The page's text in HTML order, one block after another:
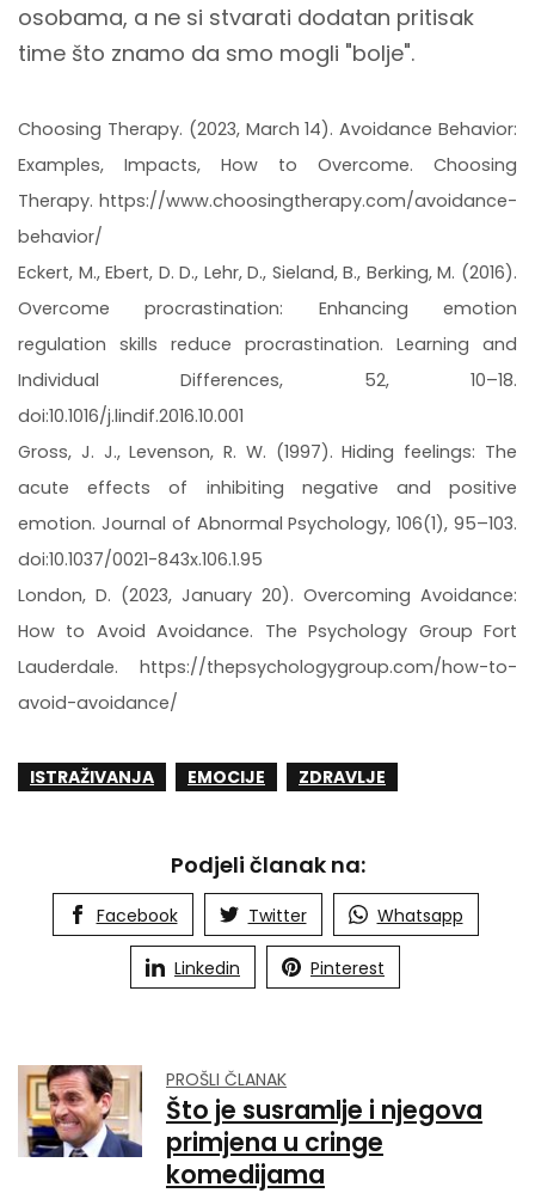
osobama, a ne si stvarati dodatan pritisak
time što znamo da smo mogli "bolje".
Choosing Therapy. (2023, March 14). Avoidance Behavior:
Examples, Impacts, How to Overcome. Choosing
Therapy. https://www.choosingtherapy.com/avoidance-
behavior/
Eckert, M., Ebert, D. D., Lehr, D., Sieland, B., Berking, M. (2016).
Overcome procrastination: Enhancing emotion
regulation skills reduce procrastination. Learning and
Individual Differences, 52, 10–18.
doi:10.1016/j.lindif.2016.10.001
Gross, J. J., Levenson, R. W. (1997). Hiding feelings: The
acute effects of inhibiting negative and positive
emotion. Journal of Abnormal Psychology, 106(1), 95–103.
doi:10.1037/0021-843x.106.1.95
London, D. (2023, January 20). Overcoming Avoidance:
How to Avoid Avoidance. The Psychology Group Fort
Lauderdale. https://thepsychologygroup.com/how-to-
avoid-avoidance/
ISTRAŽIVANJA EMOCIJE ZDRAVLJE
Podjeli članak na:
Facebook Twitter Whatsapp
Linkedin Pinterest
PROŠLI ČLANAK
Što je susramlje i njegova
primjena u cringe
komedijama